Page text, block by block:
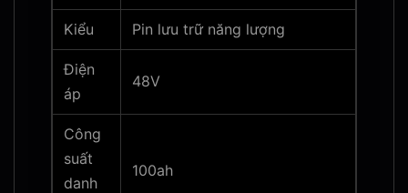
Kiểu Pin lưu trữ năng lượng
Điện
áp
48V
Công
suất
danh
100ah